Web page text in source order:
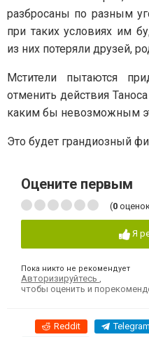
разбросаны по разным
при таких условиях им
из них потеряли друзей,
Мстители пытаются
отменить действия
каким бы невозможным
Это будет грандиозный
Оцените первым
(0
Я
Пока никто не рекомендует
Авторизируйтесь
чтобы оценить и
Reddit Telegram